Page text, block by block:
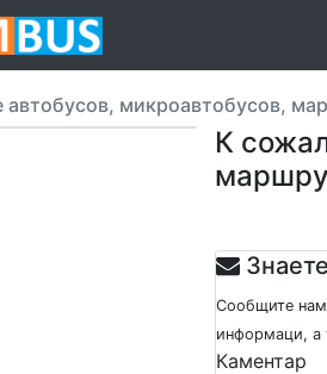
автобусов, микроавтобусов,
К
Сообщите нам
информаци, а
Каментар